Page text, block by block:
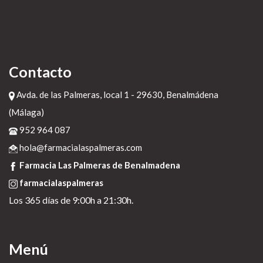
Contacto
Avda. de las Palmeras, local 1 - 29630, Benalmádena
(Málaga)
952 964 087
hola@farmacialaspalmeras.com
Farmacia Las Palmeras de Benalmadena
farmacialaspalmeras
Los 365 días de 9:00h a 21:30h.
Menú